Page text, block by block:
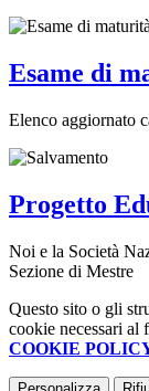
Esame di
Elenco aggiornato
Progetto
Noi e la Società
Sezione di Mestre
Questo sito o gli
cookie necessari al
COOKIE